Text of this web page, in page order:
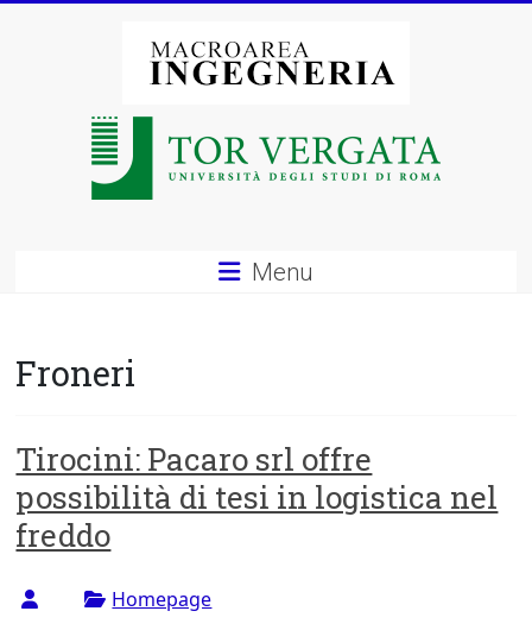
Macroarea
degli
di
Roma
Tor
Vergata
Menu
Froneri
Tirocini: Pacaro srl offre
possibilità di tesi in logistica nel
freddo
Homepage